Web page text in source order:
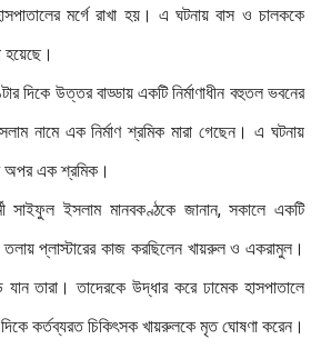
মর্গে রাখা হয়। এ ঘটনায় বাস ও চালককে
হয়েছে।
দিকে উত্তর বাড্ডায় একটি নির্মাণাধীন বহুতল ভবনের
নামে এক নির্মাণ শ্রমিক মারা গেছেন। এ ঘটনায়
অপর এক শ্রমিক।
সাইফুল ইসলাম মানবকণ্ঠকে জানান, সকালে একটি
তলায় প্লাস্টারের কাজ করছিলেন খায়রুল ও একরামুল।
তারা। তাদেরকে উদ্ধার করে ঢামেক হাসপাতালে
কর্তব্যরত চিকিৎসক খায়রুলকে মৃত ঘোষণা করেন।